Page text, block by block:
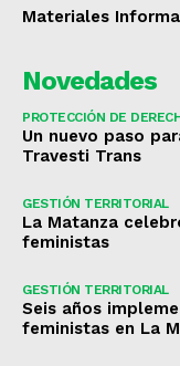
Materiales
Novedades
PROTECCIÓN DE
Un nuevo paso
Travesti Trans
GESTIÓN TERRITORIAL
La Matanza
feministas
GESTIÓN TERRITORIAL
Seis años
feministas en La